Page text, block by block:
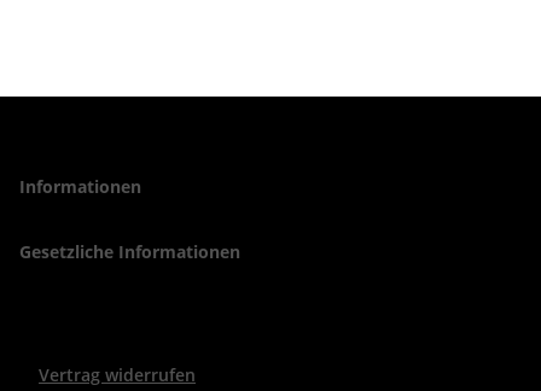
Informationen
Gesetzliche Informationen
Vertrag widerrufen